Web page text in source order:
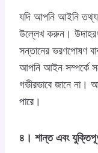
যদি আপনি আইনি তথ্য
উল্লেখ করুন।
সন্তানের ভরণপোষণ
আপনি আইন সম্পর্কে
গভীরভাবে জানে না।
পারে।
৪। শান্ত এবং